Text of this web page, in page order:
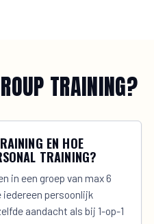
TRAINING?
EN HOE
TRAINING?
in een groep van max 6
persoonlijk
aandacht als bij 1-op-1